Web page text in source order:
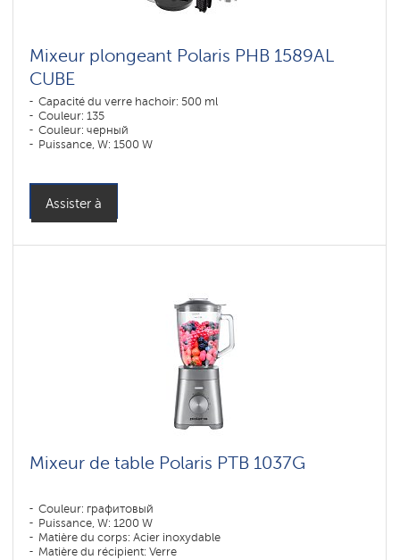
Mixeur plongeant Polaris PHB 1589AL
CUBE
Capacité du verre hachoir: 500 ml
Couleur: 135
Couleur: черный
Puissance, W: 1500 W
Assister à
Mixeur de table Polaris PTB 1037G
Couleur: графитовый
Puissance, W: 1200 W
Matière du corps: Acier inoxydable
Matière du récipient: Verre